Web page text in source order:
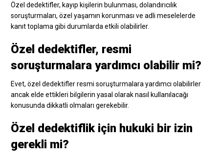
Özel dedektifler, kayıp kişilerin bulunması, dolandırıcılık
soruşturmaları, özel yaşamın korunması ve adli meselelerde
kanıt toplama gibi durumlarda etkili olabilirler.
Özel dedektifler, resmi
soruşturmalara yardımcı olabilir mi?
Evet, özel dedektifler resmi soruşturmalara yardımcı olabilirler
ancak elde ettikleri bilgilerin yasal olarak nasıl kullanılacağı
konusunda dikkatli olmaları gerekebilir.
Özel dedektiflik için hukuki bir izin
gerekli mi?